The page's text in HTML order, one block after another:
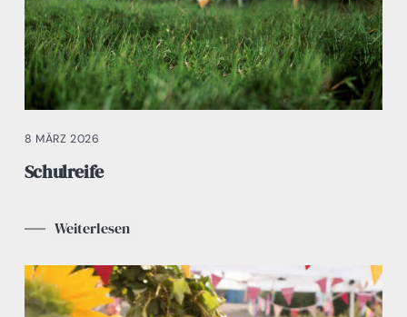
8 MÄRZ 2026
Schulreife
Weiterlesen